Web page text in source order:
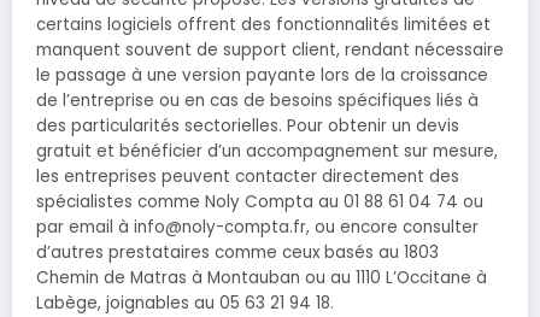
certains logiciels offrent des fonctionnalités limitées et
manquent souvent de support client, rendant nécessaire
le passage à une version payante lors de la croissance
de l’entreprise ou en cas de besoins spécifiques liés à
des particularités sectorielles. Pour obtenir un devis
gratuit et bénéficier d’un accompagnement sur mesure,
les entreprises peuvent contacter directement des
spécialistes comme Noly Compta au 01 88 61 04 74 ou
par email à info@noly-compta.fr, ou encore consulter
d’autres prestataires comme ceux basés au 1803
Chemin de Matras à Montauban ou au 1110 L’Occitane à
Labège, joignables au 05 63 21 94 18.